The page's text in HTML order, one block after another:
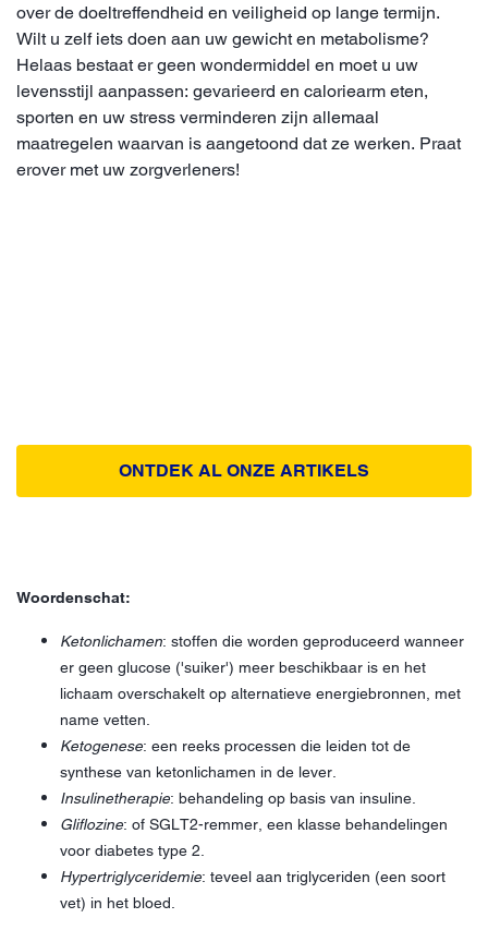
over de doeltreffendheid en veiligheid op lange termijn.
Wilt u zelf iets doen aan uw gewicht en metabolisme?
Helaas bestaat er geen wondermiddel en moet u uw
levensstijl aanpassen: gevarieerd en caloriearm eten,
sporten en uw stress verminderen zijn allemaal
maatregelen waarvan is aangetoond dat ze werken. Praat
erover met uw zorgverleners!
ONTDEK AL ONZE ARTIKELS
Woordenschat:
Ketonlichamen: stoffen die worden geproduceerd wanneer
er geen glucose ('suiker') meer beschikbaar is en het
lichaam overschakelt op alternatieve energiebronnen, met
name vetten.
Ketogenese: een reeks processen die leiden tot de
synthese van ketonlichamen in de lever.
Insulinetherapie: behandeling op basis van insuline.
Gliflozine: of SGLT2-remmer, een klasse behandelingen
voor diabetes type 2.
Hypertriglyceridemie: teveel aan triglyceriden (een soort
vet) in het bloed.